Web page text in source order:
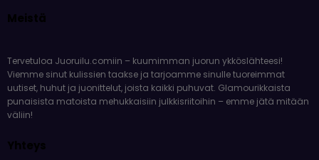
Tervetuloa Juoruilu.comiin – kuumimman juorun ykköslähteesi!
Viemme sinut kulissien taakse ja tarjoamme sinulle tuoreimmat
uutiset, huhut ja juonittelut, joista kaikki puhuvat. Glamourikkaista
väliin!